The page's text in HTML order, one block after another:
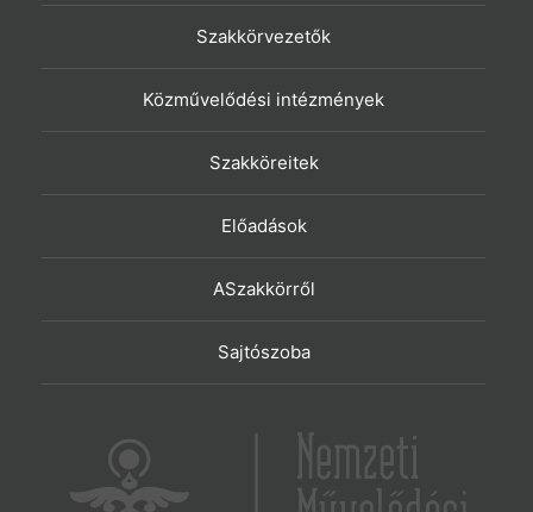
Szakkörvezetők
Közművelődési intézmények
Szakköreitek
Előadások
ASzakkörről
Sajtószoba